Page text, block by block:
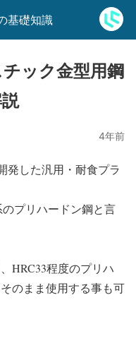
基礎知識
ック金型用鋼
4年前
発した汎用・耐食プラ
のプリハードン鋼と言
HRC33程度のプリハ
のまま使用する事も可